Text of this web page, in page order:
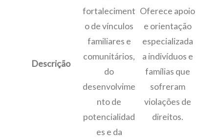
Descrição
fortaleciment
o de vínculos
familiares e
comunitários,
do
desenvolvime
nto de
potencialidad
es e da
Oferece apoio
e orientação
especializada
a indivíduos e
famílias que
sofreram
violações de
direitos.